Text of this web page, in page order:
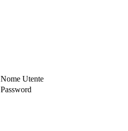
Nome Utente
Password